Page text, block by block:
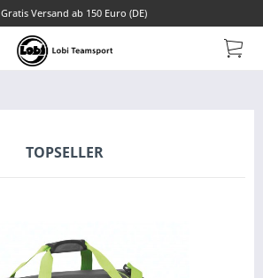
Gratis Versand ab 150 Euro (DE)
TOPSELLER